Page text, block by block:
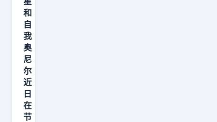
。
问
他
们
，
你
们
希
望
不
是
因
为
我
和
科
比
和
自
我
奥
尼
尔
近
日
在
节